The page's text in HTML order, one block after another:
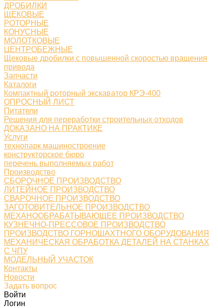
ДРОБИЛКИ
ЩЕКОВЫЕ
РОТОРНЫЕ
КОНУСНЫЕ
МОЛОТКОВЫЕ
ЦЕНТРОБЕЖНЫЕ
Щековые дробилки с повышенной скоростью вращения
привода
Запчасти
Каталоги
Компактный роторный экскаватор КРЭ-400
ОПРОСНЫЙ ЛИСТ
Питатели
Решения для переработки строительных отходов
ДОКАЗАНО НА ПРАКТИКЕ
Услуги
технопарк машиностроение
конструкторское бюро
перечень выполняемых работ
Производство
СБОРОЧНОЕ ПРОИЗВОДСТВО
ЛИТЕЙНОЕ ПРОИЗВОДСТВО
СВАРОЧНОЕ ПРОИЗВОДСТВО
ЗАГОТОВИТЕЛЬНОЕ ПРОИЗВОДСТВО
МЕХАНООБРАБАТЫВАЮЩЕЕ ПРОИЗВОДСТВО
КУЗНЕЧНО-ПРЕССОВОЕ ПРОИЗВОДСТВО
ПРОИЗВОДСТВО ГОРНОШАХТНОГО ОБОРУДОВАНИЯ
МЕХАНИЧЕСКАЯ ОБРАБОТКА ДЕТАЛЕЙ НА СТАНКАХ
С ЧПУ
МОДЕЛЬНЫЙ УЧАСТОК
Контакты
Новости
Задать вопрос
Войти
Логин